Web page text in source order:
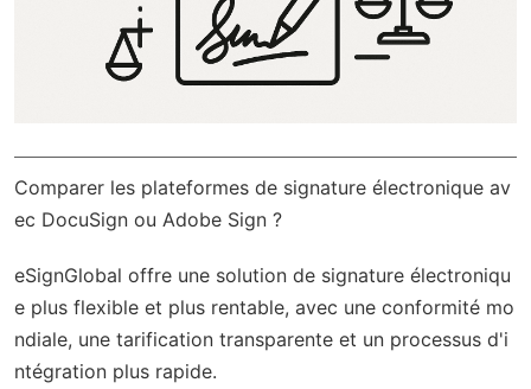
Comparer les plateformes de signature électronique av
ec DocuSign ou Adobe Sign ?
eSignGlobal offre une solution de signature électroniqu
e plus flexible et plus rentable, avec une conformité mo
ndiale, une tarification transparente et un processus d'i
ntégration plus rapide.